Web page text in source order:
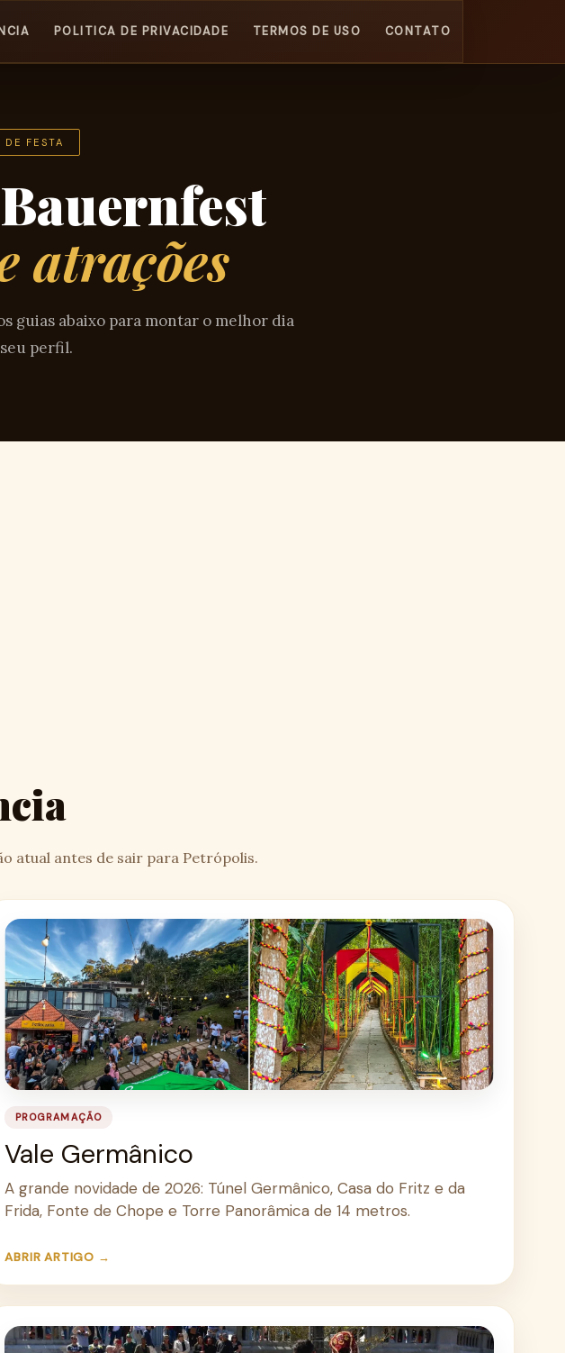
POLITICA DE PRIVACIDADE TERMOS DE USO CONTATO
FESTA
atrações
guias abaixo para montar o melhor dia
perfil.
atual antes de sair para Petrópolis.
PROGRAMAÇÃO
Vale Germânico
A grande novidade de 2026: Túnel Germânico, Casa do Fritz e da
Frida, Fonte de Chope e Torre Panorâmica de 14 metros.
ABRIR ARTIGO →